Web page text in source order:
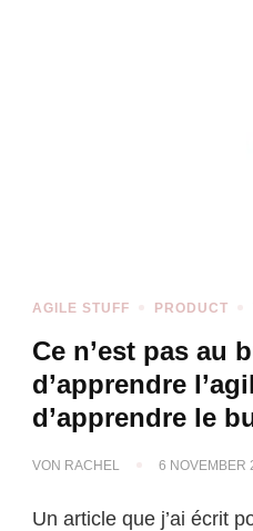
AGILE STUFF PRODUCT
Ce n’est pas au
d’apprendre
d’apprendre le
VON RACHEL 6 NOVEMBER
Un article que j’ai écrit